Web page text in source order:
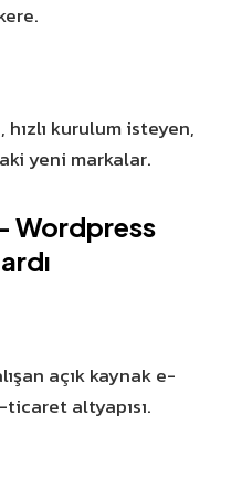
kurulum isteyen,
yeni markalar.
Wordpress
açık kaynak e-
altyapısı.